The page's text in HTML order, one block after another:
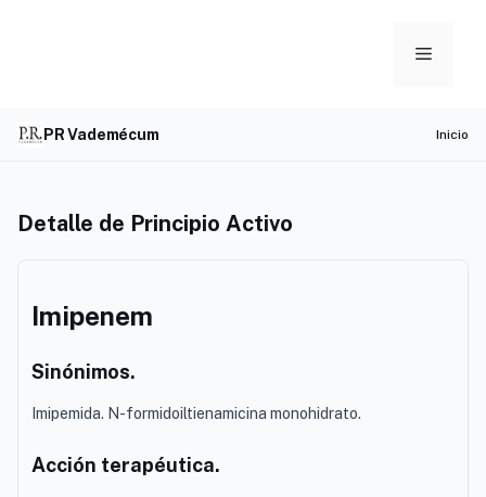
Menu
PR Vademécum Inicio
Detalle de Principio Activo
Imipenem
Sinónimos.
Imipemida. N-formidoiltienamicina monohidrato.
Acción terapéutica.